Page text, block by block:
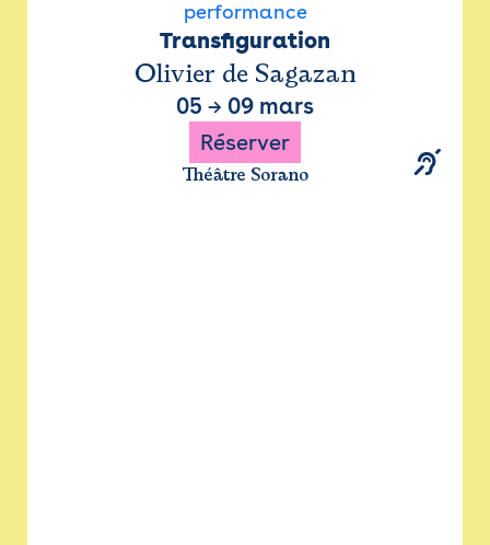
performance
Transfiguration
Olivier de Sagazan
05 → 09 mars
Réserver
Théâtre Sorano